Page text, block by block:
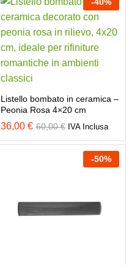
Listello bombato in ceramica –
Peonia Rosa 4×20 cm
36,00 € 60,00€ IVA Inclusa
-50%